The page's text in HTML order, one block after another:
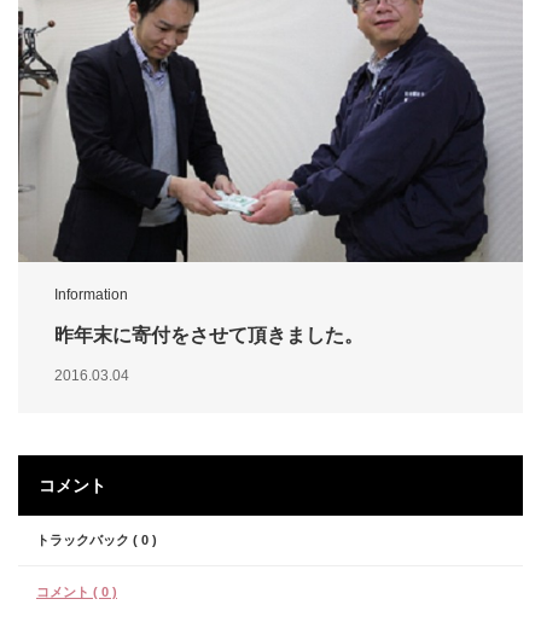
Information
昨年末に寄付をさせて頂きました。
2016.03.04
コメント
トラックバック ( 0 )
コメント ( 0 )